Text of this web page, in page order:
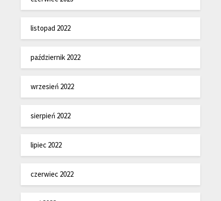
listopad 2022
październik 2022
wrzesień 2022
sierpień 2022
lipiec 2022
czerwiec 2022